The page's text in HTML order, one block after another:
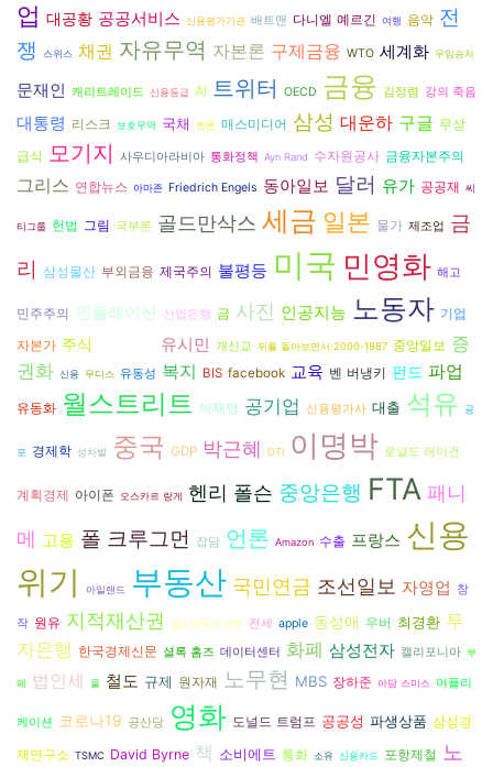
업 대공황 공공서비스 신용평가기관 배트맨 다니엘 예르긴 여행 음악 전
쟁
스위스 채권 자유무역 자본론 구제금융 WTO 세계화 무임승차
문재인 캐리트레이드 신용등급 AI 트위터 OECD 금융 김정렴 강의 죽음
대통령 리스크 보호무역 국채 엔론 매스미디어 삼성 대운하 구글 무상
급식 모기지 사우디아라비아 통화정책 Ayn Rand 수자원공사 금융자본주의
그리스 연합뉴스 아마존 Friedrich Engels 동아일보 달러 유가 공공재 씨
티그룹 헌법 그림 국부론 골드만삭스 세금 일본 물가 제조업 금
리 삼성물산 부외금융 제국주의 불평등 미국 민영화 해고
민주주의 인플레이션 산업은행 금 사진 인공지능 노동자 기업
자본가 주식 유시민 개신교 뒤를 돌아보면서:2000-1887 중앙일보 증
권화 신용 무디스 유동성 복지 BIS facebook 교육 벤 버냉키 펀드 파업
유동화 월스트리트 이재명 공기업 신용평가사 대출 석유 공
포 경제학 성차별 중국 GDP 박근혜 DTI 이명박 로널드 레이건
계획경제 아이폰 오스카르 랑게 헨리 폴슨 중앙은행 FTA 패니
메 고용 폴 크루그먼 잡담 언론 Amazon 수출 프랑스 신용
위기
아일랜드 부동산 국민연금 조선일보 자영업 창
작 원유 지적재산권 엘리자베스 워렌 전세 apple 동성애 우버 최경환 투
자은행 한국경제신문 셜록 홈즈 데이터센터 화폐 삼성전자 캘리포니아 부
패 법인세 물 철도 규제 원자재 노무현 MBS 장하준 아담 스미스 어플리
케이션 코로나19 공산당 영화 도널드 트럼프 공공성 파생상품 삼성경
제연구소 TSMC David Byrne 책 소비에트 통화 소유 신용카드 포항제철 노